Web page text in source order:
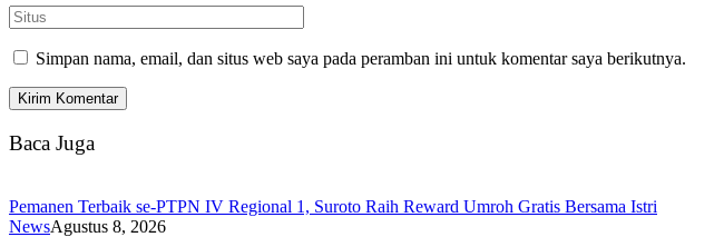
Simpan nama, email, dan situs web saya pada peramban ini untuk komentar saya berikutnya.
Baca Juga
Pemanen Terbaik se-PTPN IV Regional 1, Suroto Raih Reward Umroh Gratis Bersama Istri
NewsAgustus 8, 2026